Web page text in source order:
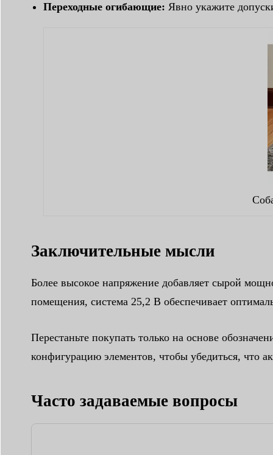
Переходные огибающие: Явно укажите
Заключительные мысли
Более высокое напряжение добавляет сырой
помещения, система 25,2 В обеспечивает
Перестаньте покупать только на основе
конфигурацию элементов, чтобы убедиться, что
Часто задаваемые вопросы